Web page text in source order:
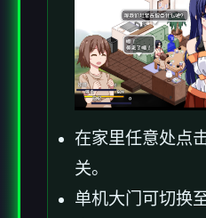
在家里任意处点
关。
单机大门可切换